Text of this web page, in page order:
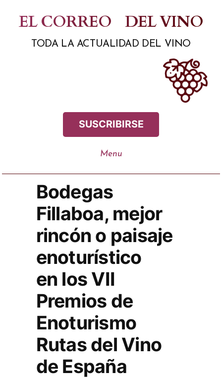
contenido
EL CORREO DEL VINO
TODA LA ACTUALIDAD DEL VINO
SUSCRIBIRSE
Bodegas
Fillaboa, mejor
rincón o paisaje
enoturístico
en los VII
Premios de
Enoturismo
Rutas del Vino
de España